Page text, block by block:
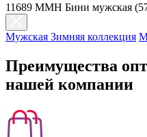
11689 MMH Бини мужская
Мужская Зимняя коллекция
Преимущества
нашей компании